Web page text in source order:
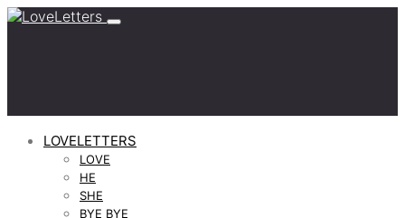
LOVELETTERS
LOVE
HE
SHE
BYE BYE